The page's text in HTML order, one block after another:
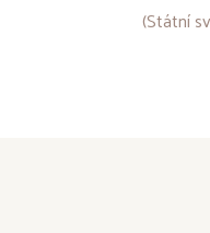
(Státní